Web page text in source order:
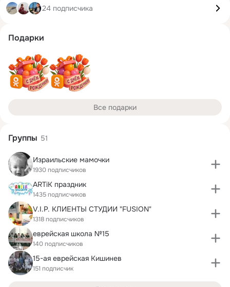
24 подписчика
Подарки
Все подарки
Группы 51
Израильские мамочки
1930 подписчиков
ARTiK праздник
1435 подписчиков
V.I.P. КЛИЕНТЫ СТУДИИ "FUSION"
1318 подписчиков
еврейская школа №15
140 подписчиков
15-ая еврейская Кишинев
151 подписчик